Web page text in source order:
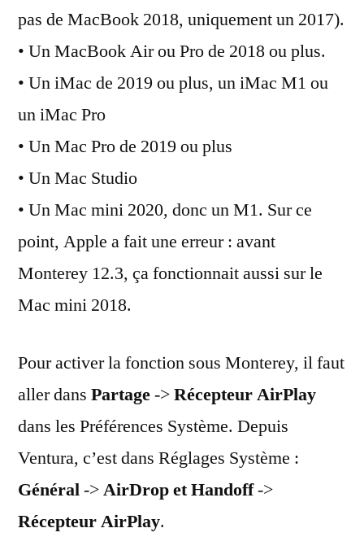
pas de MacBook 2018, uniquement un 2017).
• Un MacBook Air ou Pro de 2018 ou plus.
• Un iMac de 2019 ou plus, un iMac M1 ou
un iMac Pro
• Un Mac Pro de 2019 ou plus
• Un Mac Studio
• Un Mac mini 2020, donc un M1. Sur ce
point, Apple a fait une erreur : avant
Monterey 12.3, ça fonctionnait aussi sur le
Mac mini 2018.
Pour activer la fonction sous Monterey, il faut
aller dans Partage->Récepteur AirPlay
dans les Préférences Système. Depuis
Ventura, c’est dans Réglages Système :
Général->AirDrop et Handoff->
Récepteur AirPlay.